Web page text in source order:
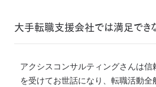
大手転職支援会社では満足でき
アクシスコンサルティングさんは
を受けてお世話になり、転職活動全